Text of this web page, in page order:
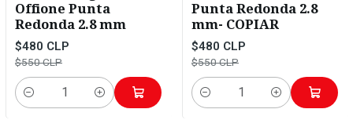
Offione Punta
Redonda 2.8 mm
$480 CLP
$550 CLP
Cantidad
Punta Redonda 2.8
mm- COPIAR
$480 CLP
$550 CLP
Cantidad